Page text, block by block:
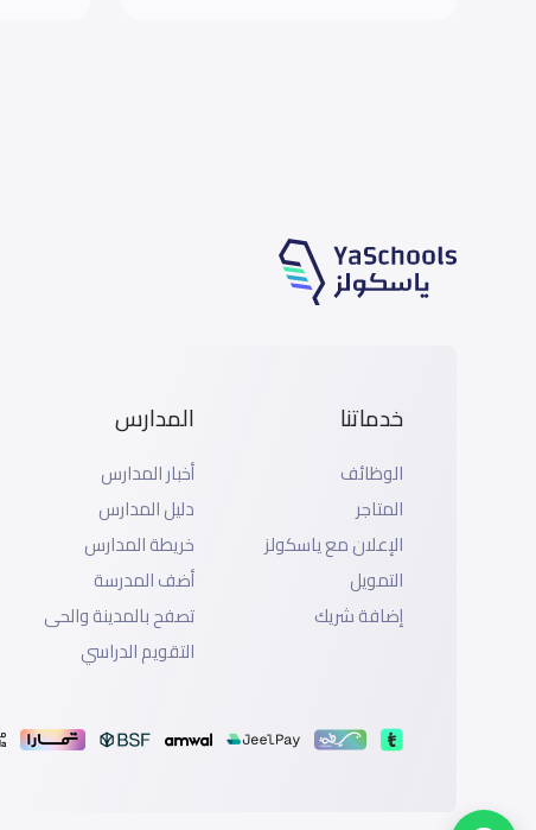
خدماتنا
الوظائف
المتاجر
الإعلان مع ياسكولز
التمويل
إضافة شريك
المدارس
أخبار المدارس
دليل المدارس
خريطة المدارس
أضف المدرسة
تصفح بالمدينة والحى
التقويم الدراسي